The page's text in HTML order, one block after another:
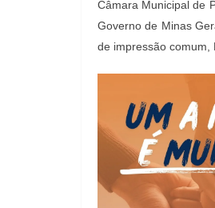
Câmara Municipal de
Governo de Minas
de impressão comum,